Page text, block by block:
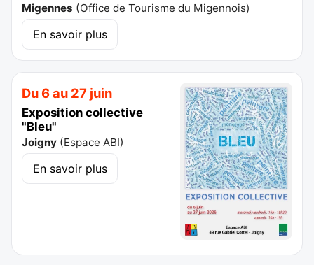
Migennes (Office de Tourisme du Migennois)
En savoir plus
Du 6 au 27 juin
Exposition collective
"Bleu"
Joigny (Espace ABI)
En savoir plus